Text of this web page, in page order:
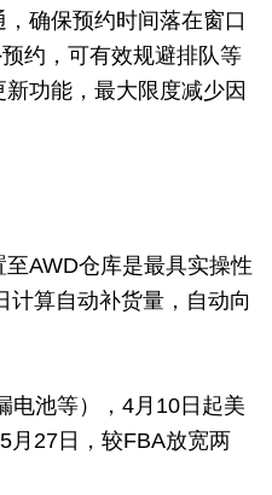
确保预约时间落在窗口
约，可有效规避排队等
功能，最大限度减少因
AWD仓库是最具实操性
计算自动补货量，自动向
电池等），4月10日起美
月27日，较FBA放宽两